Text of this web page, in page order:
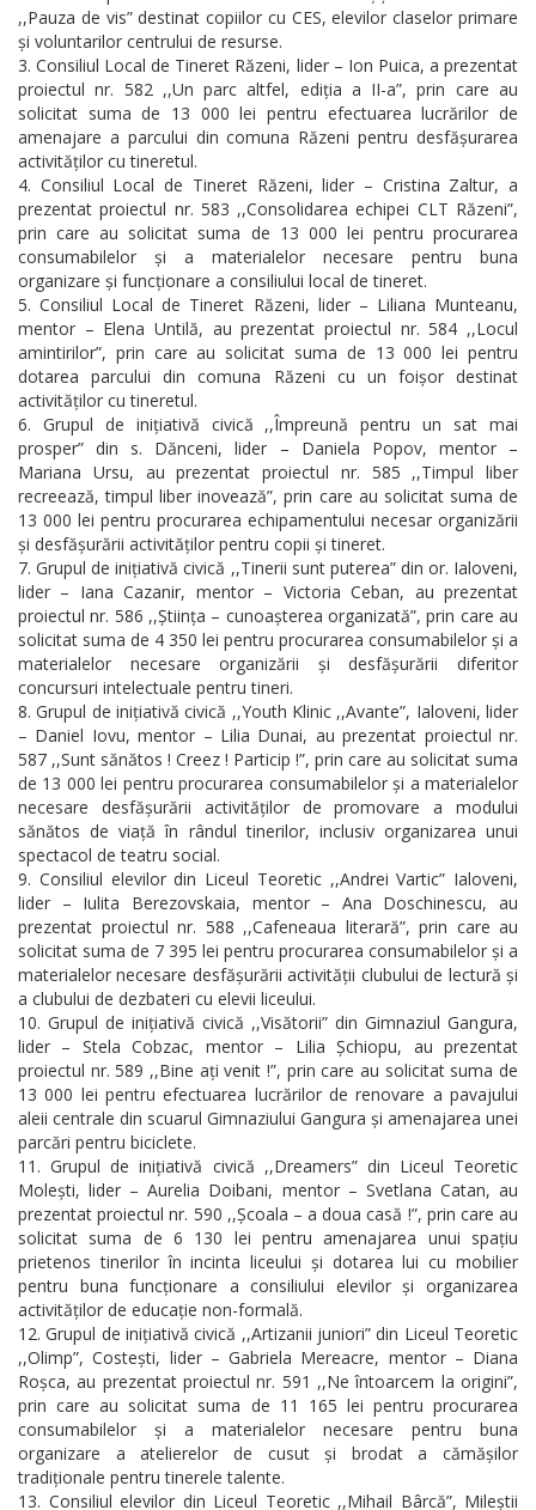
,,Pauza de vis” destinat copiilor cu CES, elevilor claselor primare
și voluntarilor centrului de resurse.
Consiliul Local de Tineret Răzeni, lider – Ion Puica, a prezentat
proiectul nr. 582 ,,Un parc altfel, ediția a II-a”, prin care au
solicitat suma de 13 000 lei pentru efectuarea lucrărilor de
amenajare a parcului din comuna Răzeni pentru desfășurarea
activităților cu tineretul.
Consiliul Local de Tineret Răzeni, lider – Cristina Zaltur, a
prezentat proiectul nr. 583 ,,Consolidarea echipei CLT Răzeni”,
prin care au solicitat suma de 13 000 lei pentru procurarea
consumabilelor și a materialelor necesare pentru buna
organizare și funcționare a consiliului local de tineret.
Consiliul Local de Tineret Răzeni, lider – Liliana Munteanu,
mentor – Elena Untilă, au prezentat proiectul nr. 584 ,,Locul
amintirilor”, prin care au solicitat suma de 13 000 lei pentru
dotarea parcului din comuna Răzeni cu un foișor destinat
activităților cu tineretul.
Grupul de inițiativă civică ,,Împreună pentru un sat mai
prosper” din s. Dănceni, lider – Daniela Popov, mentor –
Mariana Ursu, au prezentat proiectul nr. 585 ,,Timpul liber
recreează, timpul liber inovează”, prin care au solicitat suma de
13 000 lei pentru procurarea echipamentului necesar organizării
și desfășurării activităților pentru copii și tineret.
Grupul de inițiativă civică ,,Tinerii sunt puterea” din or. Ialoveni,
lider – Iana Cazanir, mentor – Victoria Ceban, au prezentat
proiectul nr. 586 ,,Știința – cunoașterea organizată”, prin care au
solicitat suma de 4 350 lei pentru procurarea consumabilelor și a
materialelor necesare organizării și desfășurării diferitor
concursuri intelectuale pentru tineri.
Grupul de inițiativă civică ,,Youth Klinic ,,Avante”, Ialoveni, lider
– Daniel Iovu, mentor – Lilia Dunai, au prezentat proiectul nr.
587 ,,Sunt sănătos ! Creez ! Particip !”, prin care au solicitat suma
de 13 000 lei pentru procurarea consumabilelor și a materialelor
necesare desfășurării activităților de promovare a modului
sănătos de viață în rândul tinerilor, inclusiv organizarea unui
spectacol de teatru social.
Consiliul elevilor din Liceul Teoretic ,,Andrei Vartic” Ialoveni,
lider – Iulita Berezovskaia, mentor – Ana Doschinescu, au
prezentat proiectul nr. 588 ,,Cafeneaua literară”, prin care au
solicitat suma de 7 395 lei pentru procurarea consumabilelor și a
materialelor necesare desfășurării activității clubului de lectură și
a clubului de dezbateri cu elevii liceului.
Grupul de inițiativă civică ,,Visătorii” din Gimnaziul Gangura,
lider – Stela Cobzac, mentor – Lilia Șchiopu, au prezentat
proiectul nr. 589 ,,Bine ați venit !”, prin care au solicitat suma de
13 000 lei pentru efectuarea lucrărilor de renovare a pavajului
aleii centrale din scuarul Gimnaziului Gangura și amenajarea unei
parcări pentru biciclete.
Grupul de inițiativă civică ,,Dreamers” din Liceul Teoretic
Molești, lider – Aurelia Doibani, mentor – Svetlana Catan, au
prezentat proiectul nr. 590 ,,Școala – a doua casă !”, prin care au
solicitat suma de 6 130 lei pentru amenajarea unui spațiu
prietenos tinerilor în incinta liceului și dotarea lui cu mobilier
pentru buna funcționare a consiliului elevilor și organizarea
activităților de educație non-formală.
Grupul de inițiativă civică ,,Artizanii juniori” din Liceul Teoretic
,,Olimp”, Costești, lider – Gabriela Mereacre, mentor – Diana
Roșca, au prezentat proiectul nr. 591 ,,Ne întoarcem la origini”,
prin care au solicitat suma de 11 165 lei pentru procurarea
consumabilelor și a materialelor necesare pentru buna
organizare a atelierelor de cusut și brodat a cămășilor
tradiționale pentru tinerele talente.
Consiliul elevilor din Liceul Teoretic ,,Mihail Bârcă”, Mileștii